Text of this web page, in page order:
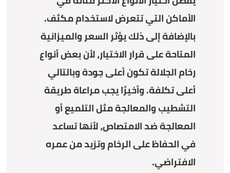
الأماكن التي تتعرض لاستخدام مكثف.
بالإضافة إلى ذلك يؤثر السعر والميزانية
المتاحة على قرار الاختيار، لأن بعض أنواع
رخام الجلالة تكون أعلى جودة وبالتالي
أعلى تكلفة. وأخيرًا يجب مراعاة طريقة
التشطيب والمعالجة مثل التلميع أو
المعالجة ضد الامتصاص، لأنها تساعد
في الحفاظ على الرخام وتزيد من عمره
الافتراضي.